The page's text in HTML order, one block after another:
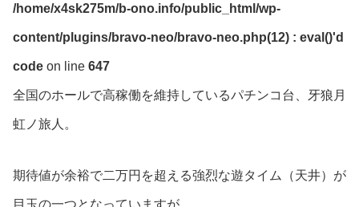
/home/x4sk275m/b-ono.info/public_html/wp-
content/plugins/bravo-neo/bravo-neo.php(12) : eval()'d
code on line 647
全国のホールで高稼働を維持しているパチンコ台、牙狼月
虹ノ旅人。
期待値が余裕で二万円を超える強烈な遊タイム（天井）が